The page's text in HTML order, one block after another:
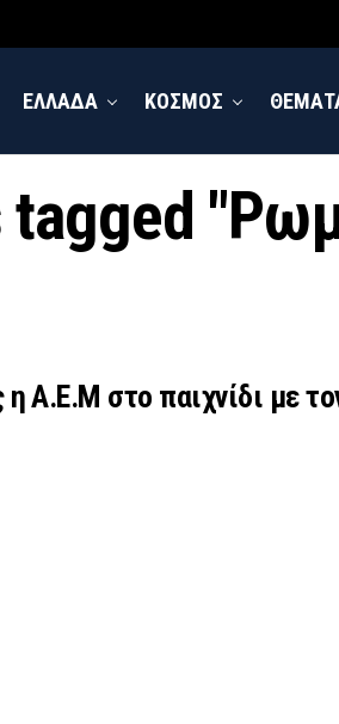
ΕΛΛΑΔΑ ΚΟΣΜΟΣ
Α.Ε.Μ στο παιχνίδι με